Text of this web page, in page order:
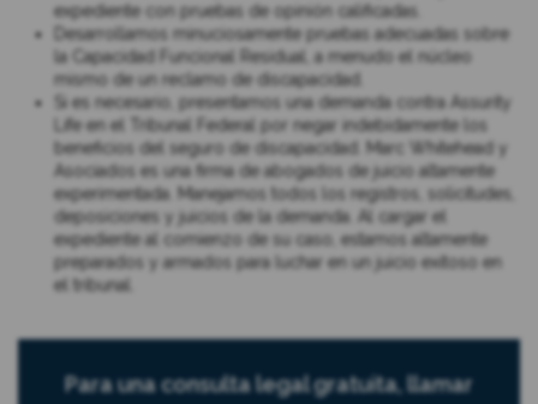
expediente con pruebas de opinión calificadas.
Desarrollamos minuciosamente pruebas adecuadas sobre
la Capacidad Funcional Residual, a menudo el núcleo
mismo de un reclamo de discapacidad.
Si es necesario, presentamos una demanda contra Assurity
Life en el Tribunal Federal por negar indebidamente los
beneficios del seguro de discapacidad. Marc Whitehead y
Asociados es una firma de abogados de juicio altamente
experimentada. Manejamos todos los registros, solicitudes,
deposiciones y juicios de la demanda. Al cargar el
expediente al comienzo de su caso, estamos altamente
preparados y armados para luchar en un juicio exitoso en
el tribunal.
Para una consulta legal gratuita, llamar